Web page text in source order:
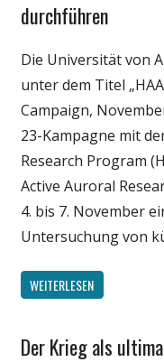
Wirtschaft
Wissenschaft
durchführen
Die Universität von
unter dem Titel
Campaign,
23-Kampagne mit
Research Program
Active Auroral
4. bis 7. November
Untersuchung von
WEITERLESEN
Gesellschaft
Der Krieg als